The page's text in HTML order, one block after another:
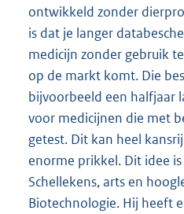
ontwikkeld zonder
is dat je langer
medicijn zonder gebruik
op de markt komt. Die
bijvoorbeeld een halfjaar
voor medicijnen die met
getest. Dit kan heel
enorme prikkel. Dit idee
Schellekens, arts en
Biotechnologie. Hij heeft